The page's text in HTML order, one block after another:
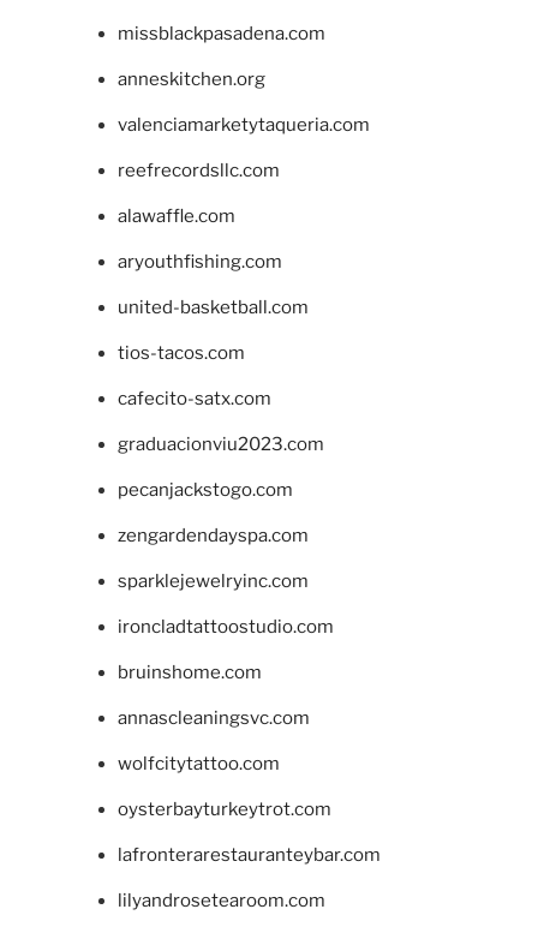
missblackpasadena.com
anneskitchen.org
valenciamarketytaqueria.com
reefrecordsllc.com
alawaffle.com
aryouthfishing.com
united-basketball.com
tios-tacos.com
cafecito-satx.com
graduacionviu2023.com
pecanjackstogo.com
zengardendayspa.com
sparklejewelryinc.com
ironcladtattoostudio.com
bruinshome.com
annascleaningsvc.com
wolfcitytattoo.com
oysterbayturkeytrot.com
lafronterarestauranteybar.com
lilyandrosetearoom.com